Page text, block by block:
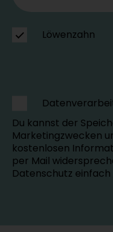
Löwenzahn
Du kannst der
Marketingzwecken
kostenlosen
per Mail
Datenschutz einfach